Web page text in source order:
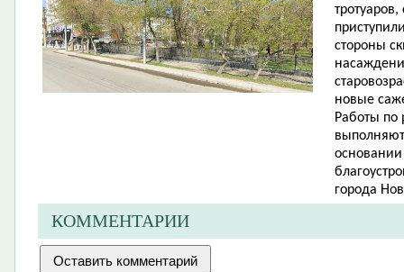
стороны
новые
Работы по
города
КОММЕНТАРИИ